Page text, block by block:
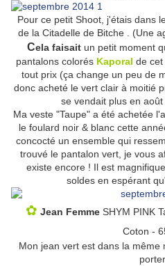
Pour ce petit Shoot, j'étais dans
de la Citadelle de Bitche . (Une
Cela faisaitun petit moment
pantalons colorés Kaporal de cet
tout prix (ça change un peu de
donc acheté le vert clair à moitié
se vendait plus en août
Ma veste "Taupe" a été achetée
le foulard noir & blanc cette
concocté un ensemble qui
trouvé le pantalon vert, je vous
existe encore ! Il est
soldes en espérant
✿ Jean FemmeSHYM PINK
Coton -
Mon jean vert est dans la
porter .